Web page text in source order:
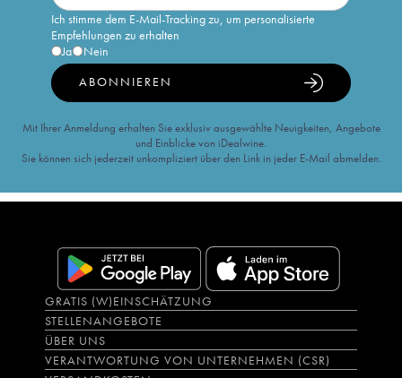
Ich stimme dem E-Mail-Tracking zu, um personalisierte
Empfehlungen zu erhalten
Ja
Nein
ABONNIEREN
Mit Ihrer Anmeldung erhalten Sie exklusiv ausgewählte Neuigkeiten, Angebote
und Einblicke von iDealwine.
Sie können sich jederzeit unkompliziert über den Link in jeder E-Mail abmelden.
GRATIS (W)EINSCHÄTZUNG
STELLENANGEBOTE
ÜBER UNS
VERANTWORTUNG VON UNTERNEHMEN (CSR)